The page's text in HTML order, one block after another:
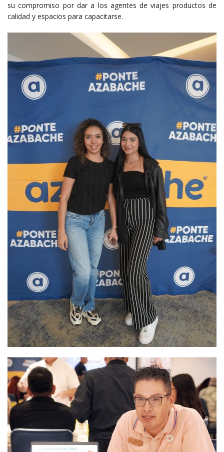
su compromiso por dar a los agentes de viajes productos de
calidad y espacios para capacitarse.